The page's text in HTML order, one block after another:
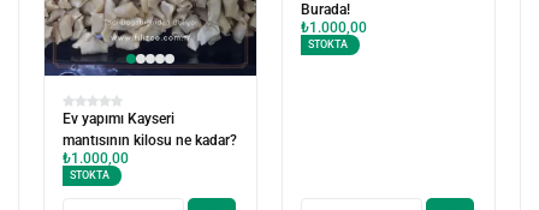
Ev yapımı Kayseri
mantısının kilosu ne kadar?
₺1.000,00
STOKTA
Burada!
₺1.000,00
STOKTA